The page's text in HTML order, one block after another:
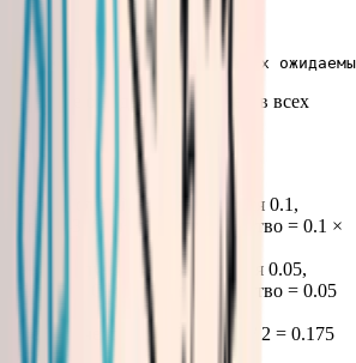
количество:
значение ожидаемых количеств всех
случайного выпадения 0.1,
1-3, Ожидаемое количество = 0.1 ×
случайного выпадения 0.05,
2-4, Ожидаемое количество = 0.05
количество = (0.2 + 0.15) / 2 = 0.175